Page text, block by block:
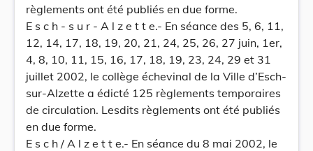
règlements ont été publiés en due forme.
E s c h - s u r - A l z e t t e.- En séance des 5, 6, 11,
12, 14, 17, 18, 19, 20, 21, 24, 25, 26, 27 juin, 1er,
4, 8, 10, 11, 15, 16, 17, 18, 19, 23, 24, 29 et 31
juillet 2002, le collège échevinal de la Ville d’Esch-
sur-Alzette a édicté 125 règlements temporaires
de circulation. Lesdits règlements ont été publiés
en due forme.
E s c h / A l z e t t e.- En séance du 8 mai 2002, le